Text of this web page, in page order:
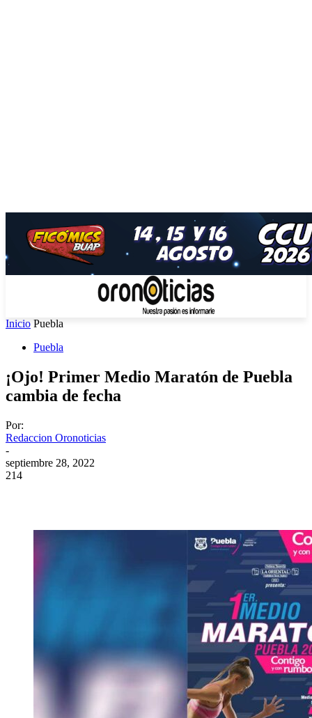
Inicio Puebla
Puebla
¡Ojo! Primer Medio Maratón de Puebla
cambia de fecha
Por:
Redaccion Oronoticias
-
septiembre 28, 2022
214